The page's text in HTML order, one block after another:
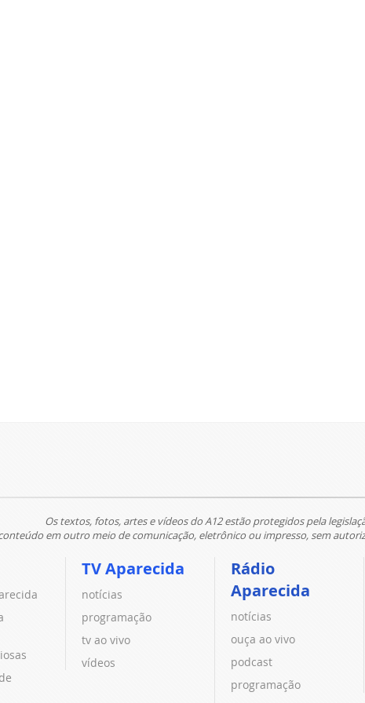
Os textos, fotos, artes e vídeos do A12 estão protegidos pela
em outro meio de comunicação, eletrônico ou impresso, sem
TV Aparecida
notícias
programação
tv ao vivo
vídeos
Rádio
Aparecida
notícias
ouça ao vivo
podcast
programação